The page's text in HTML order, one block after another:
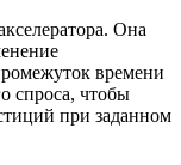
Она
времени
спроса, чтобы
при заданном